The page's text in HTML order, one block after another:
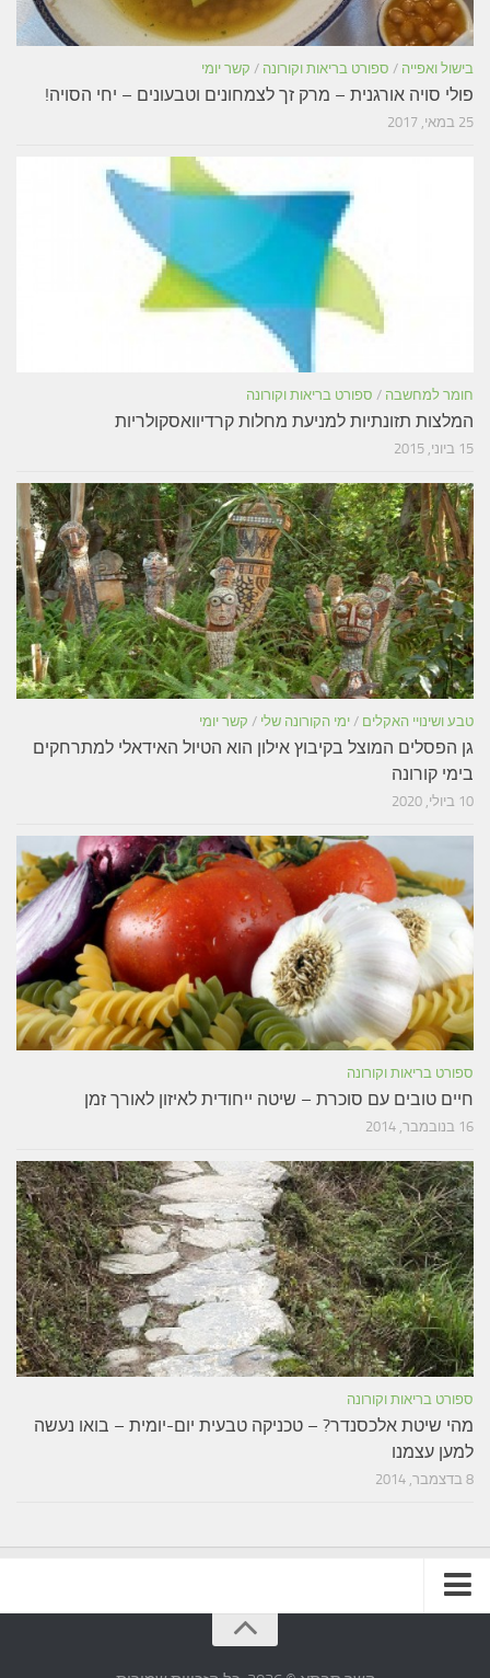
בישול ואפייה / ספורט בריאות וקורונה / קשר יומי
פולי סויה אורגנית – מרק זך לצמחונים וטבעונים – יחי הסויה!
25 במאי, 2017
חומר למחשבה / ספורט בריאות וקורונה
המלצות תזונתיות למניעת מחלות קרדיוואסקולריות
15 ביוני, 2015
טבע ושינויי האקלים / ימי הקורונה שלי / קשר יומי
גן הפסלים המוצל בקיבוץ אילון הוא הטיול האידאלי למתרחקים
בימי קורונה
10 ביולי, 2020
ספורט בריאות וקורונה
חיים טובים עם סוכרת – שיטה ייחודית לאיזון לאורך זמן
16 בנובמבר, 2014
ספורט בריאות וקורונה
מהי שיטת אלכסנדר? – טכניקה טבעית יום-יומית – בואו נעשה
למען עצמנו
8 בדצמבר, 2014